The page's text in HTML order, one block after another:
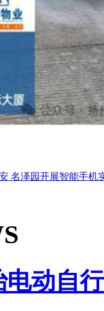
名泽园开展智能手机
动自